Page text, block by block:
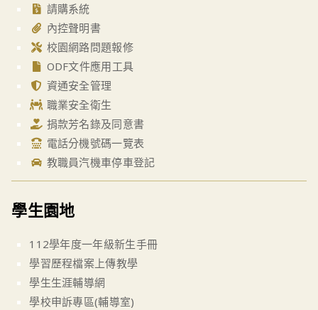
請購系統
內控聲明書
校園網路問題報修
ODF文件應用工具
資通安全管理
職業安全衛生
捐款芳名錄及同意書
電話分機號碼一覽表
教職員汽機車停車登記
學生園地
112學年度一年級新生手冊
學習歷程檔案上傳教學
學生生涯輔導網
學校申訴專區(輔導室)